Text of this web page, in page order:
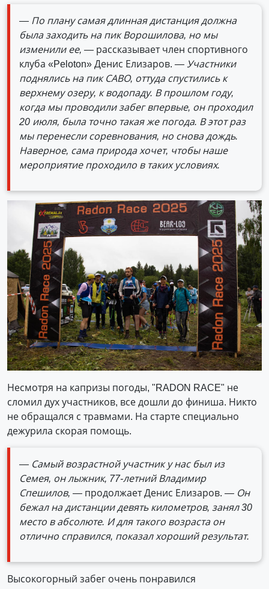
— По плану самая длинная дистанция должна
была заходить на пик Ворошилова, но мы
изменили ее, — рассказывает член спортивного
клуба «Peloton» Денис Елизаров. — Участники
поднялись на пик САВО, оттуда спустились к
верхнему озеру, к водопаду. В прошлом году,
когда мы проводили забег впервые, он проходил
20 июля, была точно такая же погода. В этот раз
мы перенесли соревнования, но снова дождь.
Наверное, сама природа хочет, чтобы наше
мероприятие проходило в таких условиях.
Несмотря на капризы погоды, "RADON RACE" не
сломил дух участников, все дошли до финиша. Никто
не обращался с травмами. На старте специально
дежурила скорая помощь.
— Самый возрастной участник у нас был из
Семея, он лыжник, 77-летний Владимир
Спешилов, — продолжает Денис Елизаров. — Он
бежал на дистанции девять километров, занял 30
место в абсолюте. И для такого возраста он
отлично справился, показал хороший результат.
Высокогорный забег очень понравился